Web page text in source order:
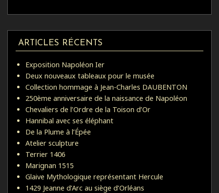
ARTICLES RÉCENTS
Exposition Napoléon Ier
Deux nouveaux tableaux pour le musée
Collection hommage à Jean-Charles DAUBENTON
250ème anniversaire de la naissance de Napoléon
Chevaliers de l’Ordre de la Toison d’Or
Hannibal avec ses éléphant
De la Plume à l’Épée
Atelier sculpture
Terrier 1406
Marignan 1515
Glaive Mythologique représentant Hercule
1429 Jeanne d’Arc au siège d’Orléans